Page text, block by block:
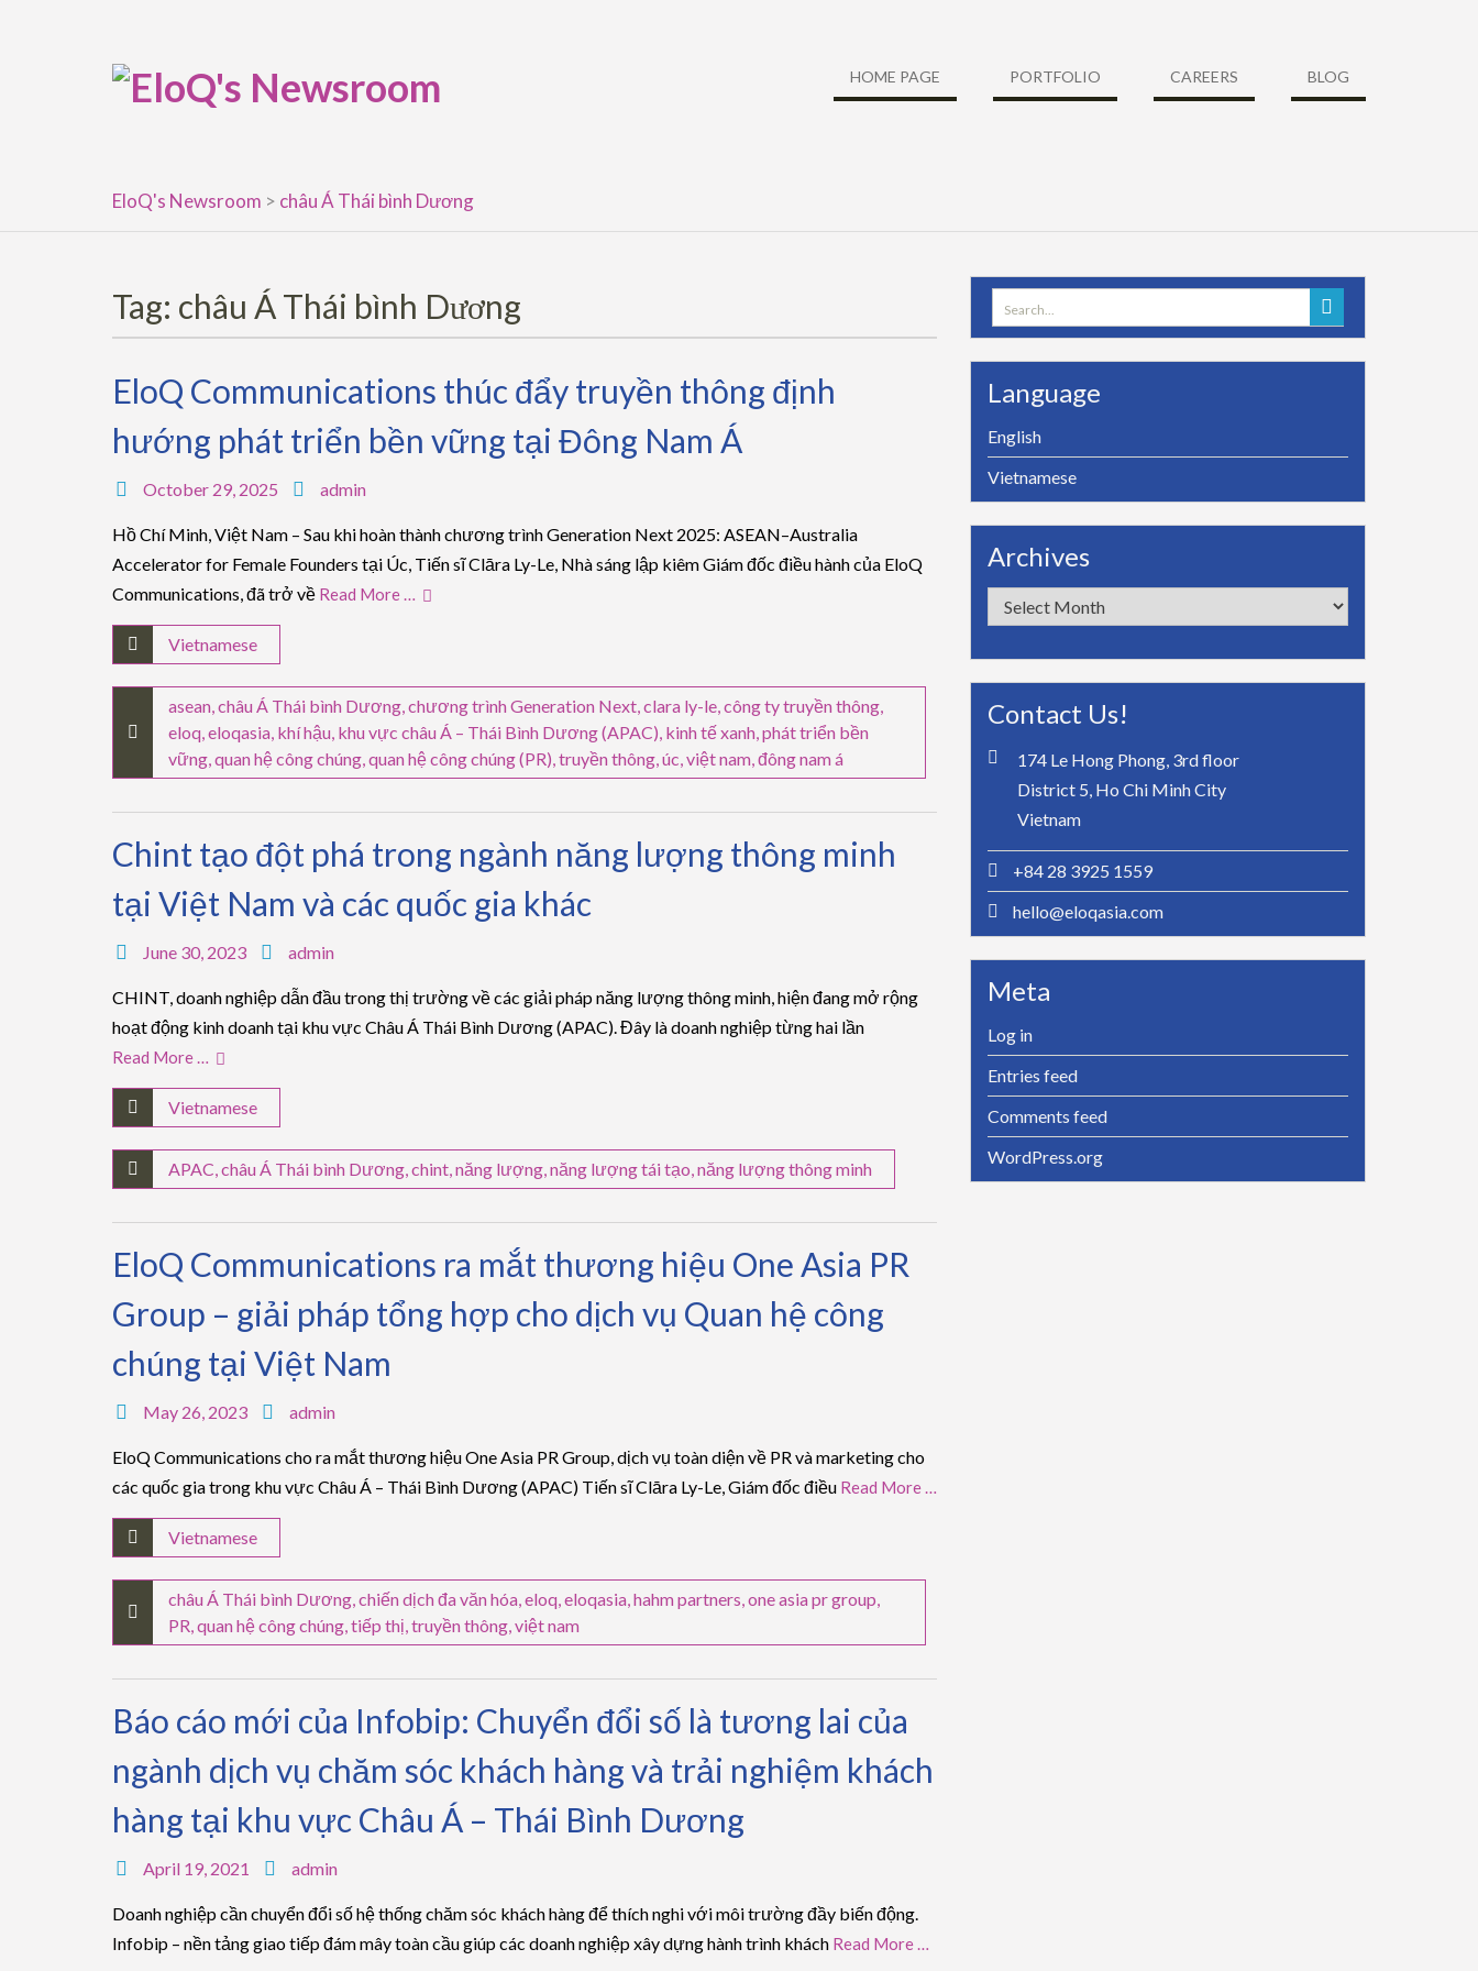
HOME PAGE PORTFOLIO CAREERS BLOG
EloQ's Newsroom > châu Á Thái bình Dương
Tag: châu Á Thái bình Dương
EloQ Communications thúc đẩy truyền thông định
hướng phát triển bền vững tại Đông Nam Á
October 29, 2025 admin
Hồ Chí Minh, Việt Nam – Sau khi hoàn thành chương trình Generation Next 2025: ASEAN–Australia
Accelerator for Female Founders tại Úc, Tiến sĩ Clāra Ly-Le, Nhà sáng lập kiêm Giám đốc điều hành của EloQ
Communications, đã trở về Read More …
Vietnamese
asean,châu Á Thái bình Dương,chương trình Generation Next,clara ly-le,công ty truyền thông,
eloq,eloqasia, khí hậu, khu vực châu Á – Thái Bình Dương (APAC), kinh tế xanh,phát triển bền
vững,quan hệ công chúng,quan hệ công chúng (PR),truyền thông,úc,việt nam,đông nam á
Chint tạo đột phá trong ngành năng lượng thông minh
tại Việt Nam và các quốc gia khác
June 30, 2023 admin
CHINT, doanh nghiệp dẫn đầu trong thị trường về các giải pháp năng lượng thông minh, hiện đang mở rộng
hoạt động kinh doanh tại khu vực Châu Á Thái Bình Dương (APAC). Đây là doanh nghiệp từng hai lần
Read More …
Vietnamese
APAC,châu Á Thái bình Dương,chint,năng lượng,năng lượng tái tạo,năng lượng thông minh
EloQ Communications ra mắt thương hiệu One Asia PR
Group – giải pháp tổng hợp cho dịch vụ Quan hệ công
chúng tại Việt Nam
May 26, 2023 admin
EloQ Communications cho ra mắt thương hiệu One Asia PR Group, dịch vụ toàn diện về PR và marketing cho
các quốc gia trong khu vực Châu Á – Thái Bình Dương (APAC) Tiến sĩ Clāra Ly-Le, Giám đốc điều Read More …
Vietnamese
châu Á Thái bình Dương,chiến dịch đa văn hóa,eloq,eloqasia,hahm partners,one asia pr group,
PR,quan hệ công chúng,tiếp thị,truyền thông,việt nam
Báo cáo mới của Infobip: Chuyển đổi số là tương lai của
ngành dịch vụ chăm sóc khách hàng và trải nghiệm khách
hàng tại khu vực Châu Á – Thái Bình Dương
April 19, 2021 admin
Doanh nghiệp cần chuyển đổi số hệ thống chăm sóc khách hàng để thích nghi với môi trường đầy biến động.
Infobip – nền tảng giao tiếp đám mây toàn cầu giúp các doanh nghiệp xây dựng hành trình khách Read More …
Search
for:
Language
English
Vietnamese
Archives
Archives
Contact Us!
174 Le Hong Phong, 3rd floor
District 5, Ho Chi Minh City
Vietnam
+84 28 3925 1559
hello@eloqasia.com
Meta
Log in
Entries feed
Comments feed
WordPress.org